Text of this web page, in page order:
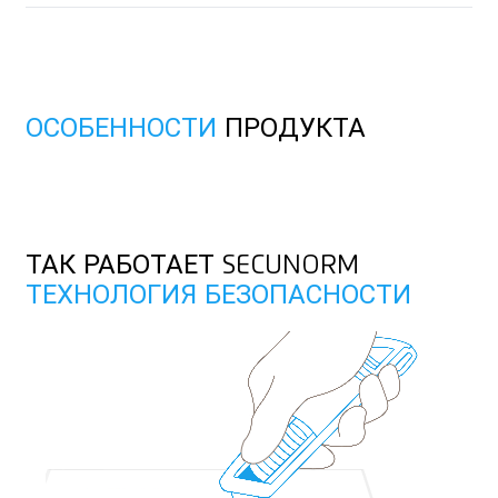
ПВХ покрытие для пола
Нетканые текстильные материалы
ОСОБЕННОСТИ ПРОДУКТА
ТАК РАБОТАЕТ SECUNORM
ТЕХНОЛОГИЯ БЕЗОПАСНОСТИ